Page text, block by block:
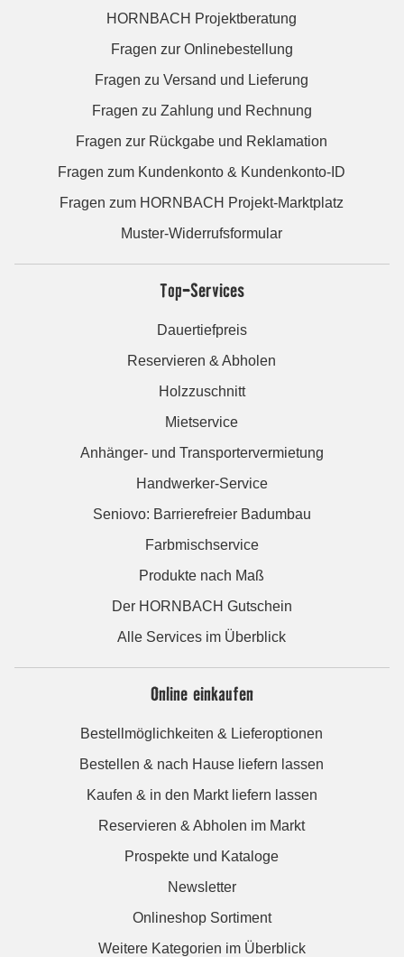
HORNBACH Projektberatung
Fragen zur Onlinebestellung
Fragen zu Versand und Lieferung
Fragen zu Zahlung und Rechnung
Fragen zur Rückgabe und Reklamation
Fragen zum Kundenkonto & Kundenkonto-ID
Fragen zum HORNBACH Projekt-Marktplatz
Muster-Widerrufsformular
Top-Services
Dauertiefpreis
Reservieren & Abholen
Holzzuschnitt
Mietservice
Anhänger- und Transportervermietung
Handwerker-Service
Seniovo: Barrierefreier Badumbau
Farbmischservice
Produkte nach Maß
Der HORNBACH Gutschein
Alle Services im Überblick
Online einkaufen
Bestellmöglichkeiten & Lieferoptionen
Bestellen & nach Hause liefern lassen
Kaufen & in den Markt liefern lassen
Reservieren & Abholen im Markt
Prospekte und Kataloge
Newsletter
Onlineshop Sortiment
Weitere Kategorien im Überblick